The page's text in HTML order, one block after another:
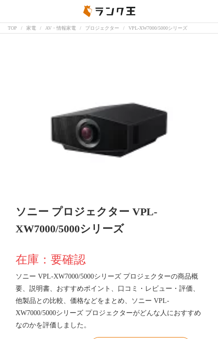
TOP 家電 AV・情報家電 プロジェクター VPL-XW7000/5000シリーズ
ソニー プロジェクター VPL-
XW7000/5000シリーズ
在庫：要確認
ソニー VPL-XW7000/5000シリーズ プロジェクターの商品概
要、説明書、おすすめポイント、口コミ・レビュー・評価、
他製品との比較、価格などをまとめ、ソニー VPL-
XW7000/5000シリーズ プロジェクターがどんな人におすすめ
なのかを評価しました。